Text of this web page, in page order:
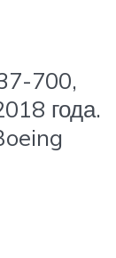
700,
года.